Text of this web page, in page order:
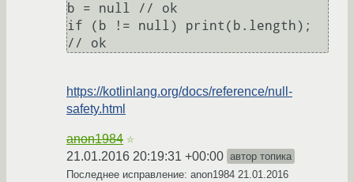
b = null // ok
if (b != null) print(b.length);
https://kotlinlang.org/docs/reference/null-
safety.html
anon1984 ☆
21.01.2016 20:19:31 +00:00 автор топика
Последнее исправление: anon1984 21.01.2016